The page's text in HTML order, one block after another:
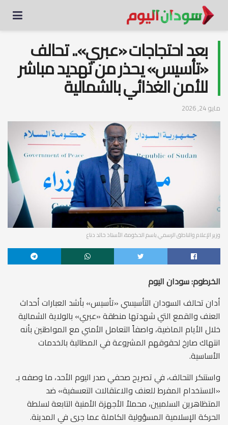
بعد احتجاجات «عبري».. تحالف
«تأسيس» يحذر من تهديد مباشر
للأمن الغذائي بالشمالية
مايو 24, 2026
وزير الإعلام والناطق الرسمي باسم الحكومة، الأستاذ خالد دناع
الخرطوم: سودان اليوم
أدان تحالف السودان التأسيسي «تأسيس» بأشد العبارات أحداث
العنف والقمع التي شهدتها منطقة «عبري» بالولاية الشمالية
خلال الأيام الماضية، واصفاً التعامل الأمني مع المواطنين بأنه
انتهاك صارخ لحقوقهم المشروعة في المطالبة بالخدمات
الأساسية.
واستنكر التحالف، في تصريح صحفي صدر اليوم الأحد، ما وصفه بـ
«الاستخدام المفرط للعنف والاعتقالات التعسفية» ضد
المتظاهرين السلميين، محملاً الأجهزة الأمنية التابعة لسلطة
الحركة الإسلامية المسؤولية الكاملة عما جرى في المدينة.